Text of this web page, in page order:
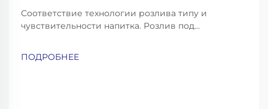
Соответствие технологии розлива типу и
чувствительности напитка. Розлив под
газированная вода, содовая и пиво, требуют
ПОДРОБНЕЕ